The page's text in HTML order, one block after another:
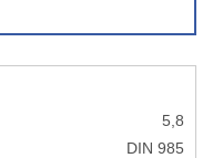
5,8
DIN 985